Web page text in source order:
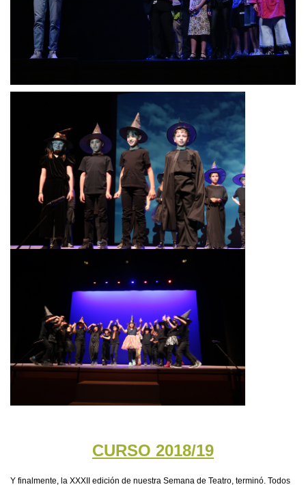
CURSO 2018/19
Y finalmente, la XXXII edición de nuestra Semana de Teatro, terminó. Todos